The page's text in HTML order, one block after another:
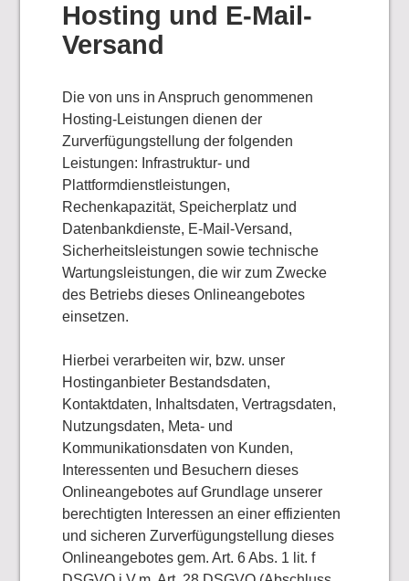
Hosting und E-Mail-
Versand
Die von uns in Anspruch genommenen
Hosting-Leistungen dienen der
Zurverfügungstellung der folgenden
Leistungen: Infrastruktur- und
Plattformdienstleistungen,
Rechenkapazität, Speicherplatz und
Datenbankdienste, E-Mail-Versand,
Sicherheitsleistungen sowie technische
Wartungsleistungen, die wir zum Zwecke
des Betriebs dieses Onlineangebotes
einsetzen.
Hierbei verarbeiten wir, bzw. unser
Hostinganbieter Bestandsdaten,
Kontaktdaten, Inhaltsdaten, Vertragsdaten,
Nutzungsdaten, Meta- und
Kommunikationsdaten von Kunden,
Interessenten und Besuchern dieses
Onlineangebotes auf Grundlage unserer
berechtigten Interessen an einer effizienten
und sicheren Zurverfügungstellung dieses
Onlineangebotes gem. Art. 6 Abs. 1 lit. f